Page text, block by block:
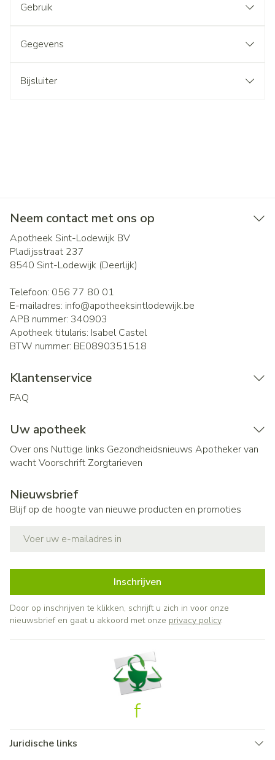
Gebruik
Gegevens
Bijsluiter
Neem contact met ons op
Apotheek Sint-Lodewijk BV
Pladijsstraat 237
8540 Sint-Lodewijk (Deerlijk)
Telefoon: 056 77 80 01
E-mailadres: info@apotheeksintlodewijk.be
APB nummer: 340903
Apotheek titularis: Isabel Castel
BTW nummer: BE0890351518
Klantenservice
FAQ
Uw apotheek
Over ons Nuttige links Gezondheidsnieuws Apotheker van
wachtVoorschrift Zorgtarieven
Nieuwsbrief
Blijf op de hoogte van nieuwe producten en promoties
Inschrijven
Door op inschrijven te klikken, schrijft u zich in voor onze
nieuwsbrief en gaat u akkoord met onze privacy policy.
Juridische links